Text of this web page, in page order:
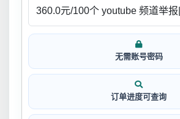
无需账号密码
订单进度可查询